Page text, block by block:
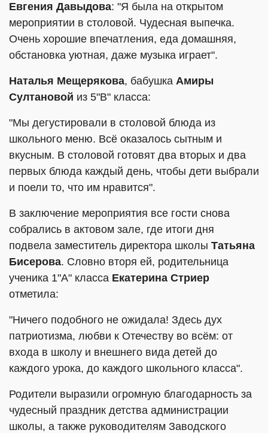
Евгения Давыдова: "Я была на открытом
мероприятии в столовой. Чудесная выпечка.
Очень хорошие впечатления, еда домашняя,
обстановка уютная, даже музыка играет".
Наталья Мещерякова, бабушка Амиры
Султановой из 5"В" класса:
"Мы дегустировали в столовой блюда из
школьного меню. Всё оказалось сытным и
вкусным. В столовой готовят два вторых и два
первых блюда каждый день, чтобы дети выбрали
и поели то, что им нравится".
В заключение мероприятия все гости снова
собрались в актовом зале, где итоги дня
подвела заместитель директора школы Татьяна
Бисерова. Словно вторя ей, родительница
ученика 1"А" класса Екатерина Стриер
отметила:
"Ничего подобного не ожидала! Здесь дух
патриотизма, любви к Отечеству во всём: от
входа в школу и внешнего вида детей до
каждого урока, до каждого школьного класса".
Родители выразили огромную благодарность за
чудесный праздник детства администрации
школы, а также руководителям Заводского